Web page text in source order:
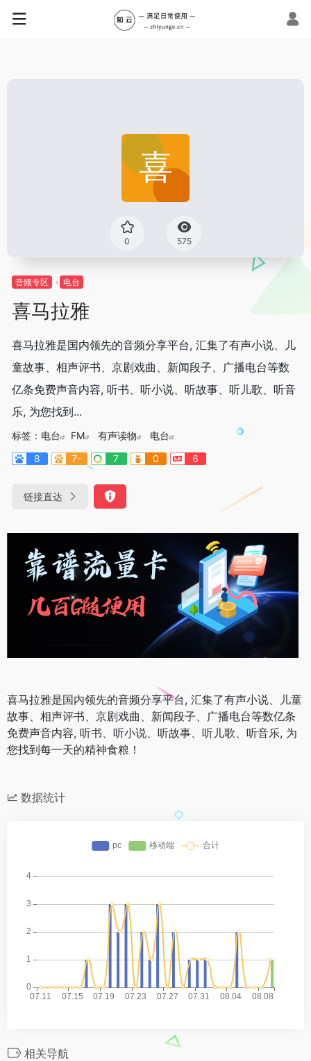
0 575
音频专区 电台
喜马拉雅
喜马拉雅是国内领先的音频分享平台, 汇集了有声小说、儿
童故事、相声评书、京剧戏曲、新闻段子、广播电台等数
亿条免费声音内容, 听书、听小说、听故事、听儿歌、听音
乐, 为您找到...
标签： 电台 FM 有声读物
电台
8
7- 7 0 6
链接直达
喜马拉雅是国内领先的音频分享平台, 汇集了有声小说、儿童
故事、相声评书、京剧戏曲、新闻段子、广播电台等数亿条
免费声音内容, 听书、听小说、听故事、听儿歌、听音乐, 为
您找到每一天的精神食粮！
数据统计
相关导航